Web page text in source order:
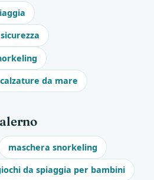
da mare
maschera snorkeling
da spiaggia per bambini